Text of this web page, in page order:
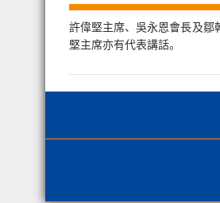
許偉堅主席、吳永恩會長及鄒
堅主席亦有代表講話。